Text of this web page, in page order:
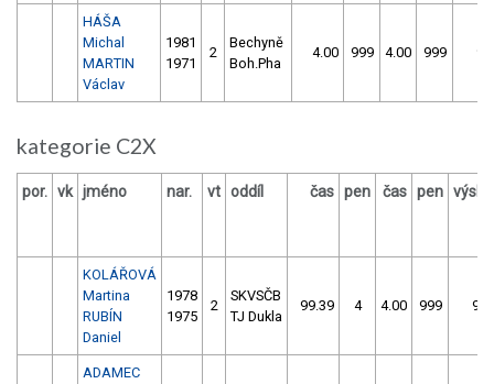
HÁŠA
Michal
MARTIN
Václav
1981
1971
2
Bechyně
Boh.Pha
4.00 999 4.00 999
kategorie C2X
por. vk jméno nar. vt oddíl čas pen čas pen
KOLÁŘOVÁ
Martina
RUBÍN
Daniel
1978
1975
2
SKVSČB
TJ Dukla
99.39 4 4.00 999
ADAMEC